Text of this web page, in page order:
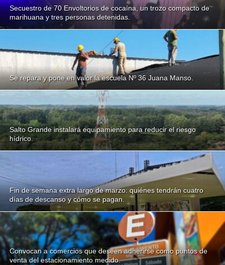
Secuestro de 70 Envoltorios de cocaína, un trozo compacto de
marihuana y tres personas detenidas.
Se repara y pone en valor la escuela Nº 36 Juana Manso.
Salto Grande instalará equipamiento para reducir el riesgo
hídrico.
Fin de semana extra largo de marzo: quiénes tendrán cuatro
días de descanso y cómo se pagan.
Convocan a comercios que deseen adherirse como puntos de
venta del estacionamiento medido.